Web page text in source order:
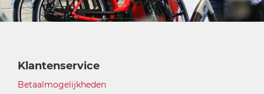
Klantenservice
Betaalmogelijkheden